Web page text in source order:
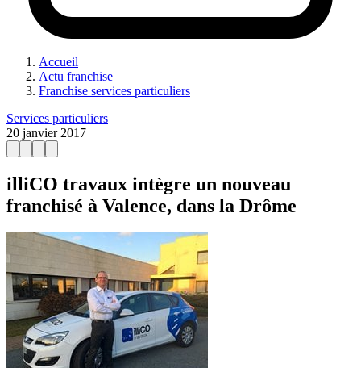
Accueil
Actu franchise
Franchise services particuliers
Services particuliers
20 janvier 2017
illiCO travaux intègre un nouveau
franchisé à Valence, dans la Drôme